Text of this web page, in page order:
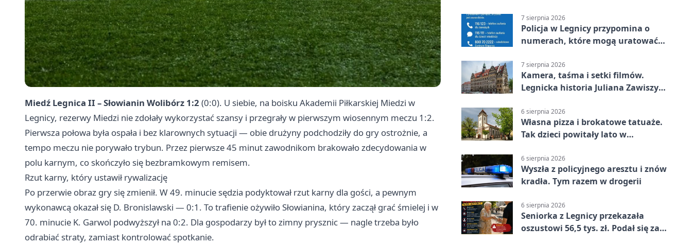
Miedź Legnica II – Słowianin Wolibórz 1:2 (0:0). U siebie, na boisku Akademii Piłkarskiej Miedzi w
Legnicy, rezerwy Miedzi nie zdołały wykorzystać szansy i przegrały w pierwszym wiosennym meczu 1:2.
Pierwsza połowa była ospała i bez klarownych sytuacji — obie drużyny podchodziły do gry ostrożnie, a
tempo meczu nie porywało trybun. Przez pierwsze 45 minut zawodnikom brakowało zdecydowania w
polu karnym, co skończyło się bezbramkowym remisem.
Rzut karny, który ustawił rywalizację
Po przerwie obraz gry się zmienił. W 49. minucie sędzia podyktował rzut karny dla gości, a pewnym
wykonawcą okazał się D. Bronislawski — 0:1. To trafienie ożywiło Słowianina, który zaczął grać śmielej i w
70. minucie K. Garwol podwyższył na 0:2. Dla gospodarzy był to zimny prysznic — nagle trzeba było
odrabiać straty, zamiast kontrolować spotkanie.
7 sierpnia 2026
Policja w Legnicy przypomina o
numerach, które mogą uratować
7 sierpnia 2026
Kamera, taśma i setki filmów.
Legnicka historia Juliana Zawiszy
6 sierpnia 2026
Własna pizza i brokatowe tatuaże.
Tak dzieci powitały lato w
6 sierpnia 2026
Wyszła z policyjnego aresztu i znów
kradła. Tym razem w drogerii
6 sierpnia 2026
Seniorka z Legnicy przekazała
oszustowi 56,5 tys. zł. Podał się za